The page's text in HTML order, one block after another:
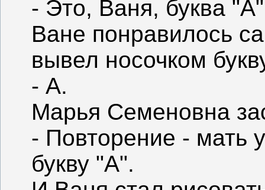
- Это, Ваня, буква
Ване понравилось
вывел носочком
- А.
Марья Семеновна
- Повторение - мать
букву "А".